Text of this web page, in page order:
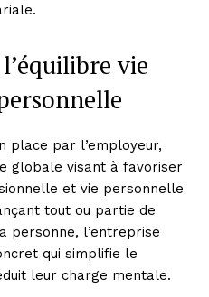
vie
place par l’employeur,
globale visant à favoriser
et vie personnelle
tout ou partie de
personne, l’entreprise
qui simplifie le
leur charge mentale.